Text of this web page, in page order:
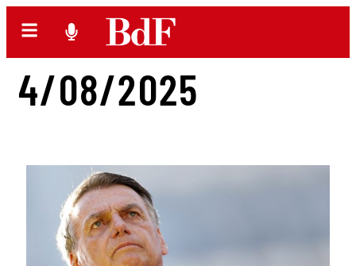
4/08/2025